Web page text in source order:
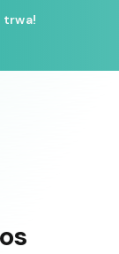
trwa!